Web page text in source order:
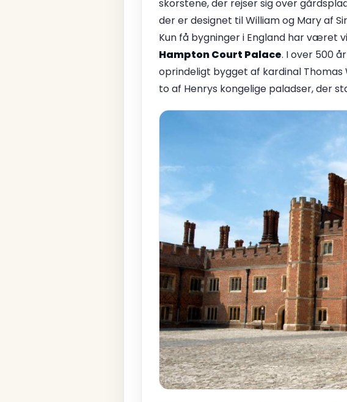
skorstene, der rejser sig over
der er designet til William og Mary af
Kun få bygninger i England har været
Hampton Court Palace. I over 500
oprindeligt bygget af kardinal Thomas
to af Henrys kongelige paladser, der